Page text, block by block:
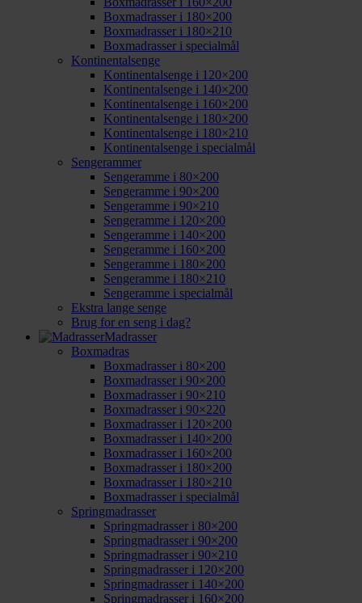
Boxmadrasser i 180×200
Boxmadrasser i 180×210
Boxmadrasser i specialmål
Kontinentalsenge
Kontinentalsenge i 120×200
Kontinentalsenge i 140×200
Kontinentalsenge i 160×200
Kontinentalsenge i 180×200
Kontinentalsenge i 180×210
Kontinentalsenge i specialmål
Sengerammer
Sengeramme i 80×200
Sengeramme i 90×200
Sengeramme i 90×210
Sengeramme i 120×200
Sengeramme i 140×200
Sengeramme i 160×200
Sengeramme i 180×200
Sengeramme i 180×210
Sengeramme i specialmål
Ekstra lange senge
Brug for en seng i dag?
Madrasser
Boxmadras
Boxmadrasser i 80×200
Boxmadrasser i 90×200
Boxmadrasser i 90×210
Boxmadrasser i 90×220
Boxmadrasser i 120×200
Boxmadrasser i 140×200
Boxmadrasser i 160×200
Boxmadrasser i 180×200
Boxmadrasser i 180×210
Boxmadrasser i specialmål
Springmadrasser
Springmadrasser i 80×200
Springmadrasser i 90×200
Springmadrasser i 90×210
Springmadrasser i 120×200
Springmadrasser i 140×200
Springmadrasser i 160×200